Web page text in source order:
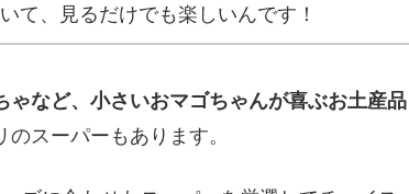
て、見るだけでも楽しいんです！
ゃなど、小さいおマゴちゃんが喜ぶお土産品
のスーパーもあります。